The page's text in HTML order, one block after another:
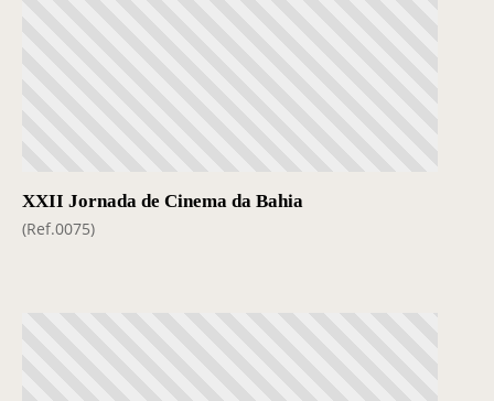
XXII Jornada de Cinema da Bahia
(Ref.0075)